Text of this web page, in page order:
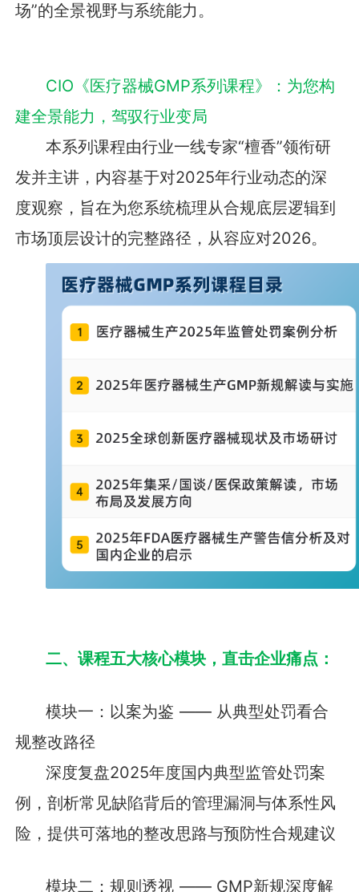
场”的全景视野与系统能力。
CIO《医疗器械GMP系列课程》：为您构
建全景能力，驾驭行业变局
本系列课程由行业一线专家“檀香”领衔研
发并主讲，内容基于对2025年行业动态的深
度观察，旨在为您系统梳理从合规底层逻辑到
市场顶层设计的完整路径，从容应对2026。
二、课程五大核心模块，直击企业痛点：
模块一：以案为鉴 —— 从典型处罚看合
规整改路径
深度复盘2025年度国内典型监管处罚案
例，剖析常见缺陷背后的管理漏洞与体系性风
险，提供可落地的整改思路与预防性合规建议
模块二：规则透视 —— GMP新规深度解